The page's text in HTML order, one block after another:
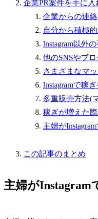
企業PR案件を手に
企業からの連
自分から積極
Instagram以外
他のSNSやブ
さまざまなマ
Instagramで稼
多重販売方法(
稼ぎが増えた
主婦が
この記事のまとめ
主婦がInstagram